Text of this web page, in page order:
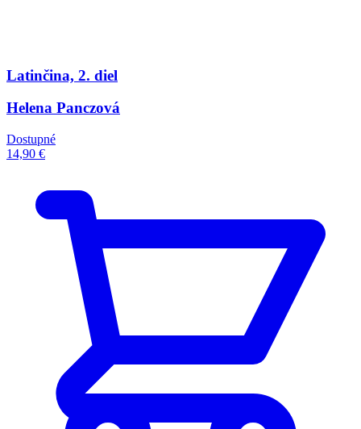
Latinčina, 2. diel
Helena Panczová
Dostupné
14,90 €